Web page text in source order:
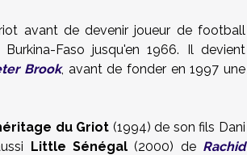
avant de devenir joueur de football
Faso jusqu'en 1966. Il devient
Brook, avant de fonder en 1997 une
du Griot (1994) de son fils Dani
Little Sénégal(2000) de Rachid